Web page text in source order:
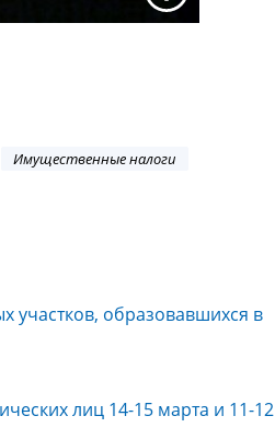
Имущественные налоги
образовавшихся в
лиц 14-15 марта и 11-12